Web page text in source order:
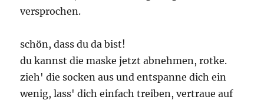
versprochen.
schön, dass du da bist!
du kannst die maske jetzt abnehmen, rotke.
zieh' die socken aus und entspanne dich ein
wenig, lass' dich einfach treiben, vertraue auf